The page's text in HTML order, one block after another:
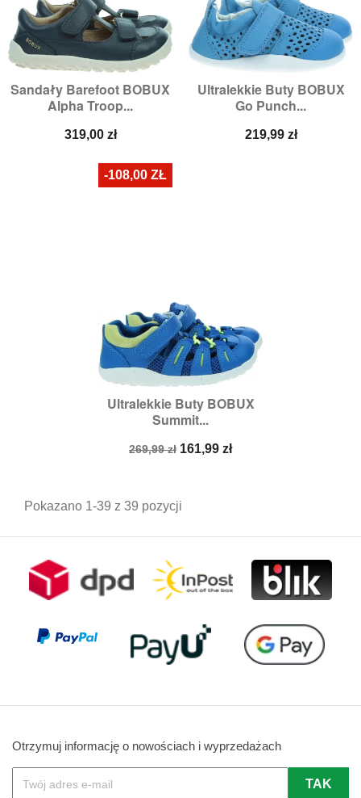
Sandały Barefoot BOBUX
Alpha Troop...
Cena
319,00 zł
Ultralekkie Buty BOBUX
Go Punch...
Cena
219,99 zł
Ultralekkie Buty BOBUX
Summit...
Cena
269,99 zł Cena
161,99 zł
-108,00 ZŁ
Pokazano 1-39 z 39 pozycji
Otrzymuj informację o nowościach i wyprzedażach